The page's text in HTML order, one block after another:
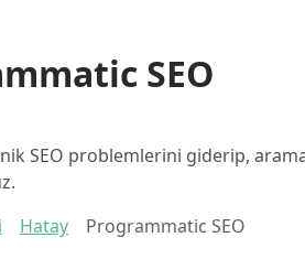
SEO
SEO problemlerini giderip,
Hatay Programmatic SEO